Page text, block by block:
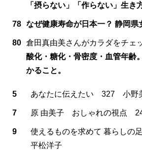
「摂らない」「作らない」生き
78 なぜ健康寿命が日本一？ 静岡県
80 倉田真由美さんがカラダをチェ
酸化・糖化・骨密度・血管年齢
かること。
5 あなたに伝えたい 327 小野
7 原 由美子 おしゃれの視点
9
使えるものを求めて 暮らし
平松洋子